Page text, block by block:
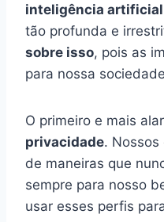
inteligência artificial
tão profunda e
sobre isso, pois as
para nossa
O primeiro e mais
privacidade.
de maneiras que
sempre para nosso
usar esses perfis